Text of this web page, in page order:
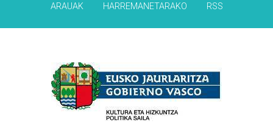
ARAUAK HARREMANETARAKO RSS